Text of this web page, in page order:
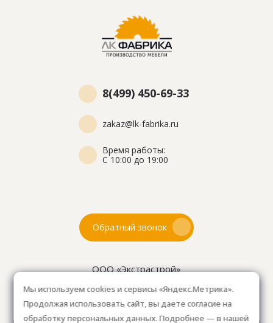
8(499) 450-69-33
zakaz@lk-fabrika.ru
Время работы:
С 10:00 до 19:00
Обратный звонок
ООО «Экстрастрой»
ОГРН 1157746804753
Как проехать: 15км от Мкад, в среднем 10-15 мин. на
Мы используем cookies и сервисы «Яндекс.Метрика».
Продолжая использовать сайт, вы даете согласие на
обработку персональных данных. Подробнее — в нашей